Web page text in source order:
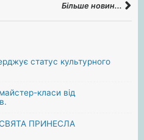
Більше новин...
статус культурного
класи від
ПРИНЕСЛА